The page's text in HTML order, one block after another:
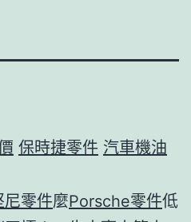
保時捷零件 汽車機油
尼零件麼Porsche零件低